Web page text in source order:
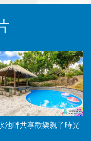
池畔共享歡樂親子時光